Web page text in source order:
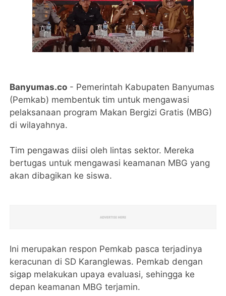
Banyumas.co - Pemerintah Kabupaten Banyumas
(Pemkab) membentuk tim untuk mengawasi
pelaksanaan program Makan Bergizi Gratis (MBG)
di wilayahnya.
Tim pengawas diisi oleh lintas sektor. Mereka
bertugas untuk mengawasi keamanan MBG yang
akan dibagikan ke siswa.
Ini merupakan respon Pemkab pasca terjadinya
keracunan di SD Karanglewas. Pemkab dengan
sigap melakukan upaya evaluasi, sehingga ke
depan keamanan MBG terjamin.